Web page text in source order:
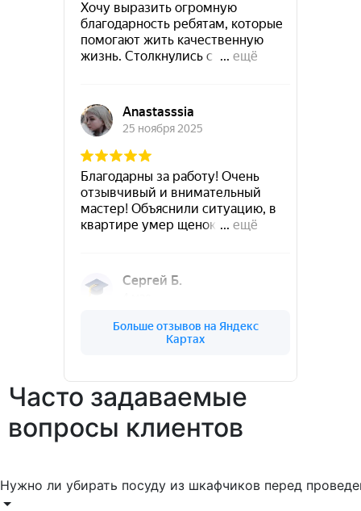
Часто задаваемые
вопросы клиентов
Нужно ли убирать посуду из шкафчиков перед